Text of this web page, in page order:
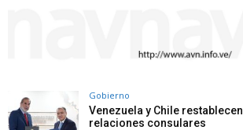
Gobierno
Venezuela y Chile restablecen
relaciones consulares